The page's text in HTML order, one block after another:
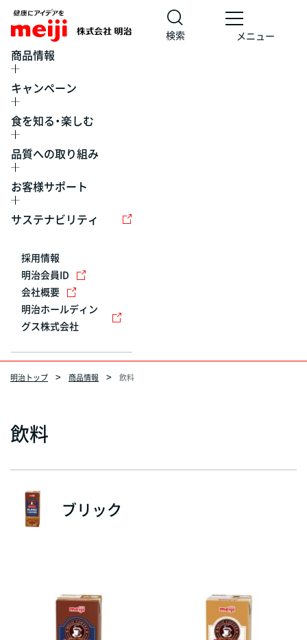
検索 メニュー
商品情報
キャンペーン
食を知る・楽しむ
品質への取り組み
お客様サポート
サステナビリティ
採用情報
明治会員ID
会社概要
明治ホールディン
グス株式会社
明治トップ 商品情報 飲料
飲料
ブリック